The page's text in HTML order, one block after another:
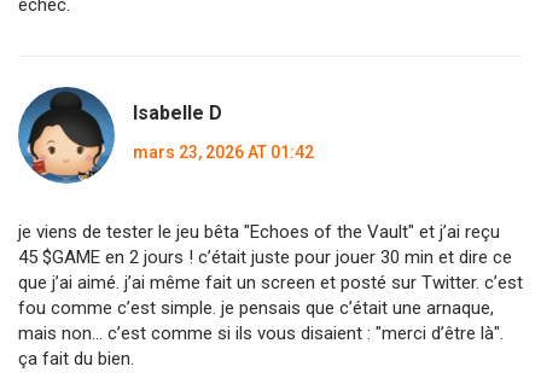
échec.
Isabelle D
mars 23, 2026 AT 01:42
je viens de tester le jeu bêta "Echoes of the Vault" et j’ai reçu
45 $GAME en 2 jours ! c’était juste pour jouer 30 min et dire ce
que j’ai aimé. j’ai même fait un screen et posté sur Twitter. c’est
fou comme c’est simple. je pensais que c’était une arnaque,
mais non… c’est comme si ils vous disaient : "merci d’être là".
ça fait du bien.